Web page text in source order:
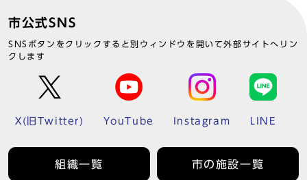
市公式SNS
SNSボタンをクリックすると別ウィンドウを開いて外部サイトへリン
クします
X(旧Twitter) YouTube Instagram LINE
組織一覧 市の施設一覧